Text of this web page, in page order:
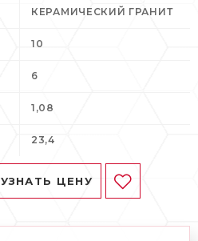
КЕРАМИЧЕСКИЙ ГРАНИТ
10
6
1,08
23,4
УЗНАТЬ ЦЕНУ